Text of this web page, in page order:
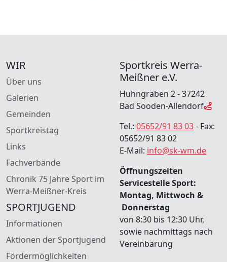
WIR
Über uns
Galerien
Gemeinden
Sportkreistag
Links
Fachverbände
Chronik 75 Jahre Sport im
Werra-Meißner-Kreis
SPORTJUGEND
Informationen
Aktionen der Sportjugend
Fördermöglichkeiten
Sportkreis Werra-
Meißner e.V.
Huhngraben 2 - 37242
Bad Sooden-Allendorf
Tel.: 05652/91 83 03- Fax:
05652/91 83 02
E-Mail: info@sk-wm.de
Öffnungszeiten
Servicestelle Sport:
Montag, Mittwoch &
Donnerstag
von 8:30 bis 12:30 Uhr,
sowie nachmittags nach
Vereinbarung